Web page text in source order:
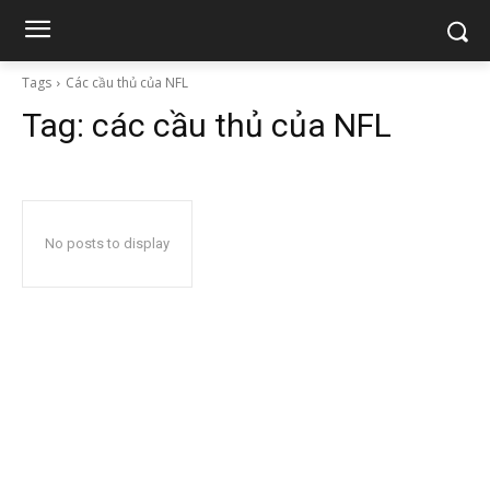
Tags Các cầu thủ của NFL
Tag: các cầu thủ của NFL
No posts to display